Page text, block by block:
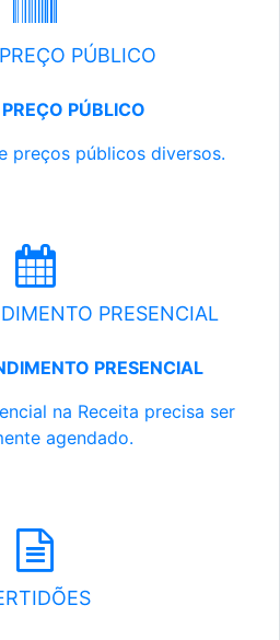
PÚBLICO
PÚBLICO
preços públicos diversos.
PRESENCIAL
PRESENCIAL
na Receita precisa ser
agendado.